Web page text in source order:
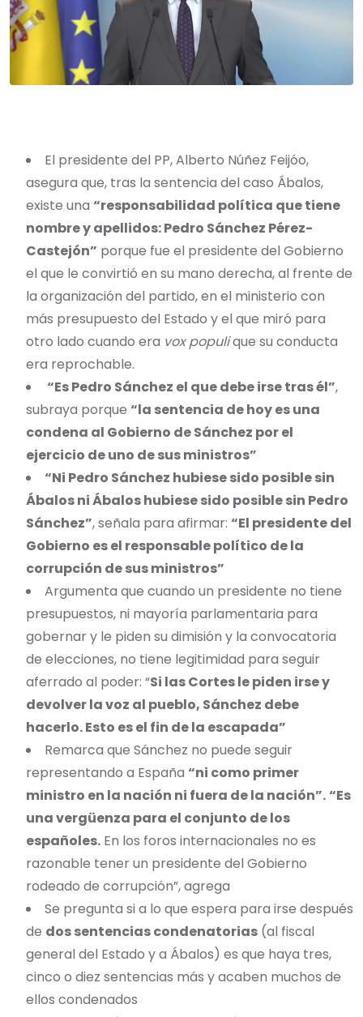
El presidente del PP, Alberto Núñez Feijóo,
asegura que, tras la sentencia del caso Ábalos,
existe una “responsabilidad política que tiene
nombre y apellidos: Pedro Sánchez Pérez-
Castejón” porque fue el presidente del Gobierno
el que le convirtió en su mano derecha, al frente de
la organización del partido, en el ministerio con
más presupuesto del Estado y el que miró para
otro lado cuando era vox populique su conducta
era reprochable.
“Es Pedro Sánchez el que debe irse tras él”,
subraya porque “la sentencia de hoy es una
condena al Gobierno de Sánchez por el
ejercicio de uno de sus ministros”
“Ni Pedro Sánchez hubiese sido posible sin
Ábalos ni Ábalos hubiese sido posible sin Pedro
Sánchez”, señala para afirmar: “El presidente del
Gobierno es el responsable político de la
corrupción de sus ministros”
Argumenta que cuando un presidente no tiene
presupuestos, ni mayoría parlamentaria para
gobernar y le piden su dimisión y la convocatoria
de elecciones, no tiene legitimidad para seguir
aferrado al poder: “Si las Cortes le piden irse y
devolver la voz al pueblo, Sánchez debe
hacerlo. Esto es el fin de la escapada”
Remarca que Sánchez no puede seguir
representando a España “ni como primer
ministro en la nación ni fuera de la nación”.“Es
una vergüenza para el conjunto de los
españoles. En los foros internacionales no es
razonable tener un presidente del Gobierno
rodeado de corrupción”, agrega
Se pregunta si a lo que espera para irse después
de dos sentencias condenatorias (al fiscal
general del Estado y a Ábalos) es que haya tres,
cinco o diez sentencias más y acaben muchos de
ellos condenados